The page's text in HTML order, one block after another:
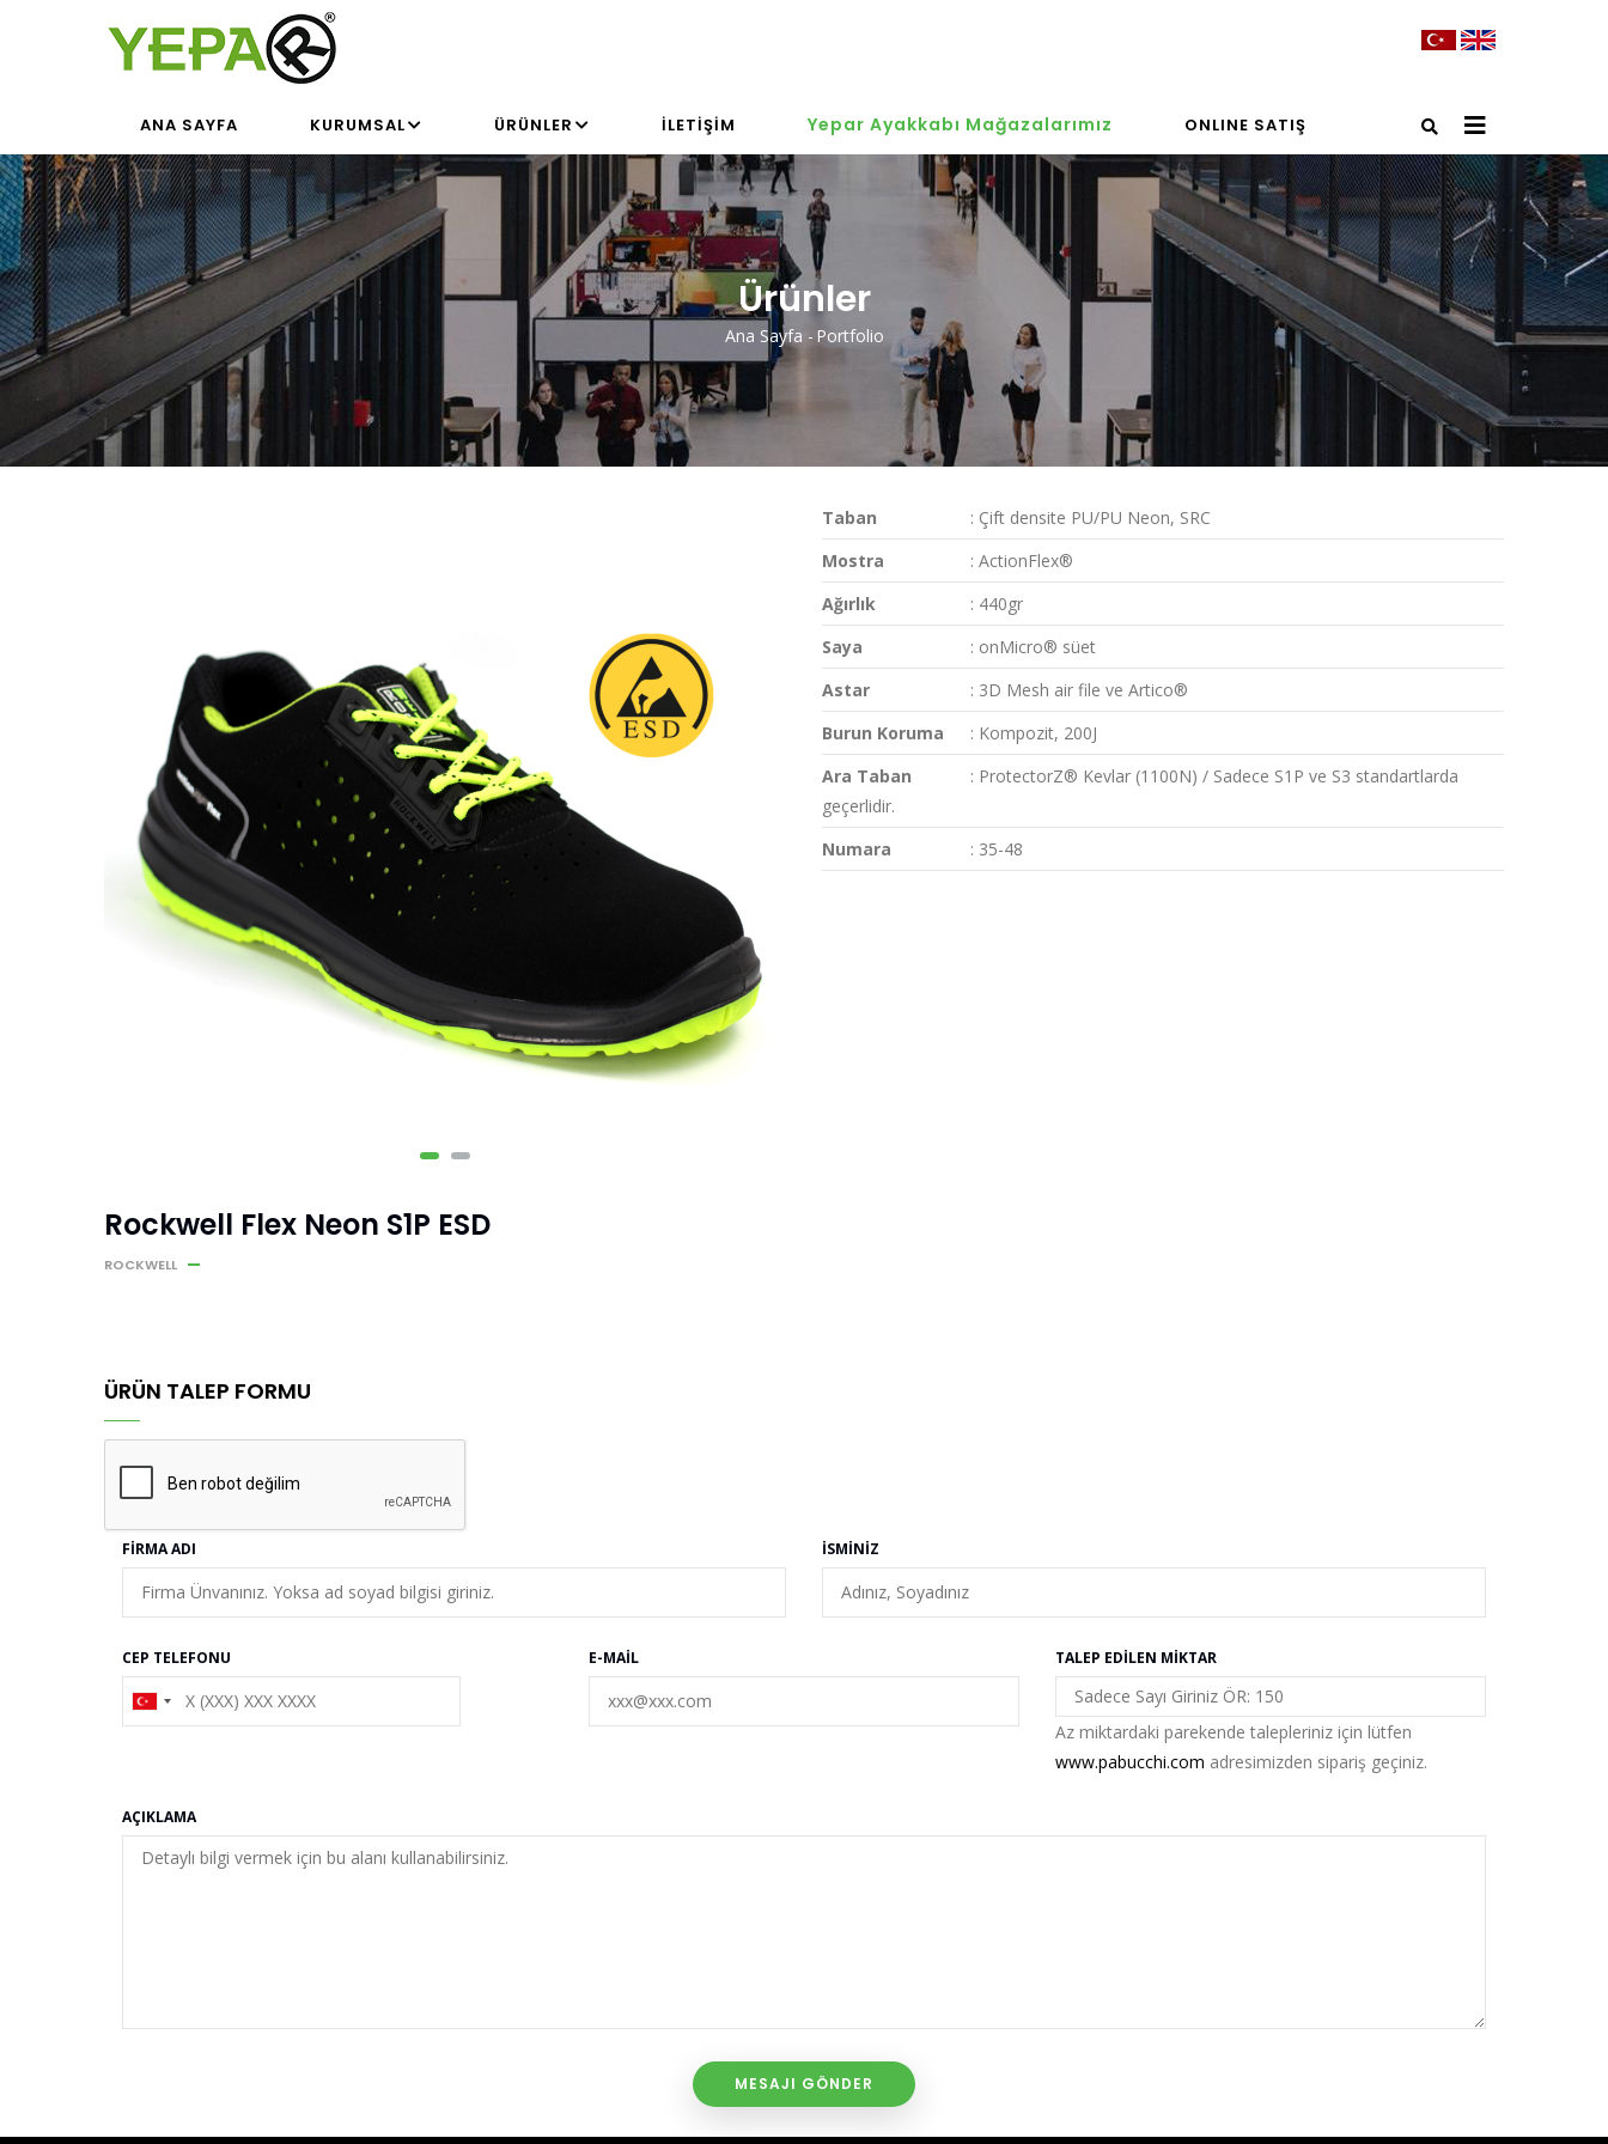
NAVIGATION
ANA SAYFA KURUMSAL ÜRÜNLER İLETIŞIM Yepar Ayakkabı Mağazalarımız ONLINE SATIŞ
Ürünler
Sayfa
Yolu
Ana Sayfa - Portfolio
Taban
: Çift densite PU/PU Neon, SRC
Mostra
: ActionFlex®
Ağırlık
: 440gr
Saya
: onMicro® süet
Astar
: 3D Mesh air file ve Artico®
Burun Koruma
: Kompozit, 200J
Ara Taban
: ProtectorZ® Kevlar (1100N) / Sadece S1P ve S3 standartlarda
geçerlidir.
Numara
: 35-48
Rockwell Flex Neon S1P ESD
ROCKWELL
ÜRÜN TALEP FORMU
FIRMA ADI İSMINIZ
CEP TELEFONU E-MAIL TALEP EDILEN MIKTAR
Az miktardaki parekende talepleriniz için lütfen
www.pabucchi.com adresimizden sipariş geçiniz.
AÇIKLAMA